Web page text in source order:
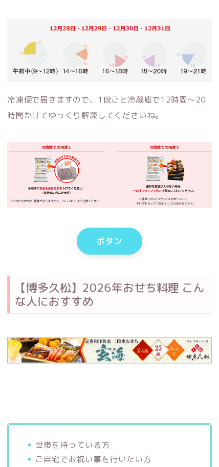
冷凍便で届きますので、1段ごと冷蔵庫で12時間～20
時間かけてゆっくり解凍してくださいね。
ボタン
【博多久松】2026年おせち料理 こん
な人におすすめ
世帯を持っている方
ご自宅でお祝い事を行いたい方